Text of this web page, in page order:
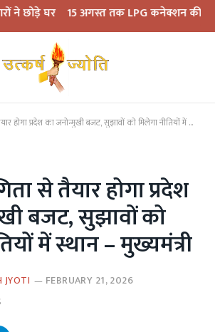
15 अगस्त तक LPG कनेक्शन की e-KYC जरूरी,
प्रदेश का जनोन्मुखी बजट, सुझावों को मिलेगा नीतियों में स्थान – मुख्यमंत्री
से तैयार होगा प्रदेश
बजट, सुझावों को
में स्थान – मुख्यमंत्री
JYOTI
FEBRUARY 21, 2026